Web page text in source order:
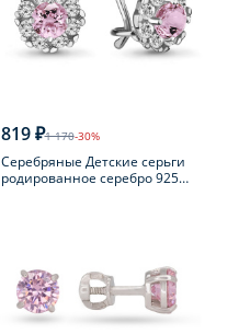
819 ₽1 170-30%
Серебряные Детские серьги
родированное серебро 925